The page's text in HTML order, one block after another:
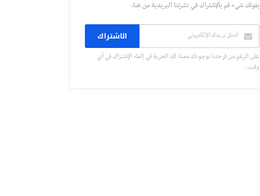
يفوتك شيء قم بالإشتراك في نشرتنا البريدية من هنا.
الاشتراك
على الرغم من فرحتنا بوجودك معنا، لك الحرية في إلغاء الإشتراك في أي
وقت.